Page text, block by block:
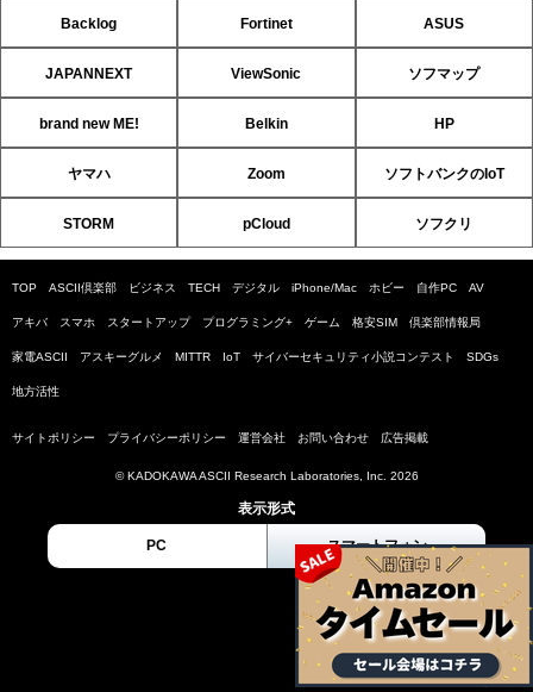
Backlog Fortinet ASUS
JAPANNEXT ViewSonic ソフマップ
brand new ME! Belkin HP
ヤマハ Zoom ソフトバンクのIoT
STORM pCloud ソフクリ
TOP ASCII倶楽部 ビジネス TECH デジタル iPhone/Mac ホビー 自作PC AV
アキバ スマホ スタートアップ プログラミング+ ゲーム 格安SIM 倶楽部情報局
家電ASCII アスキーグルメ MITTR IoT サイバーセキュリティ小説コンテスト SDGs
地方活性
サイトポリシー プライバシーポリシー 運営会社 お問い合わせ 広告掲載
© KADOKAWA ASCII Research Laboratories, Inc. 2026
表示形式
PC スマートフォン